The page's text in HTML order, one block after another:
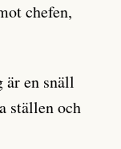
chefen,
är en snäll
ställen och